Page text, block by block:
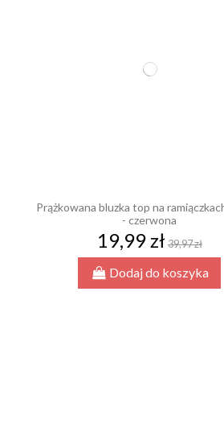
Prążkowana bluzka top na
- czerwona
19,99 zł 39,97 zł
Dodaj do koszyka